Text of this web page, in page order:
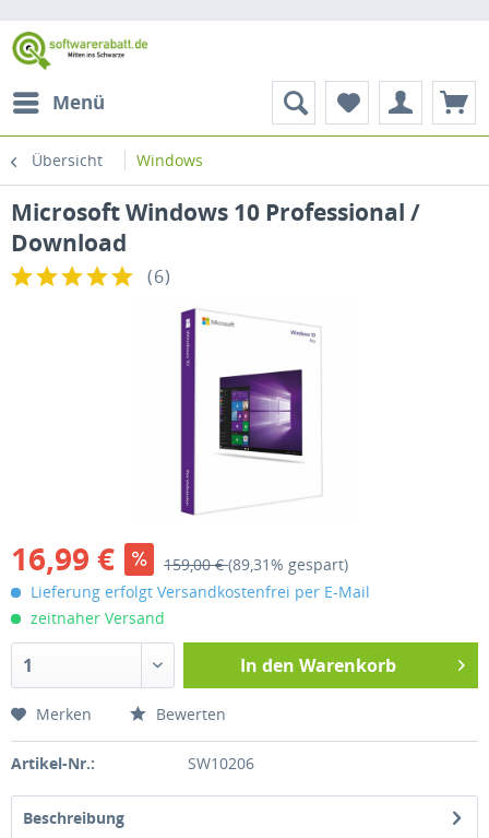
Menü
Übersicht Windows
Microsoft Windows 10 Professional /
Download
(6)
16,99 € 159,00 €(89,31% gespart)
Lieferung erfolgt Versandkostenfrei per E-Mail
zeitnaher Versand
In den Warenkorb
Merken Bewerten
Artikel-Nr.: SW10206
Beschreibung